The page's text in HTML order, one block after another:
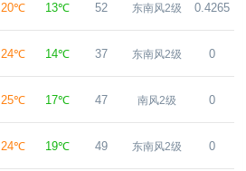
20℃ 13℃ 52 东南风2级 0.4265
24℃ 14℃ 37 东南风2级 0
25℃ 17℃ 47 南风2级 0
24℃ 19℃ 49 东南风2级 0